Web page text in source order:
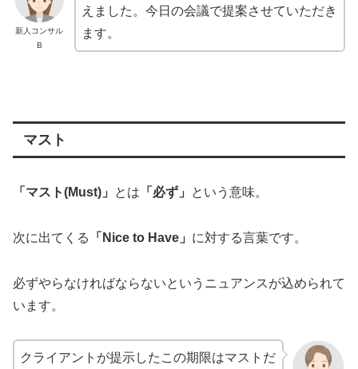
新人コンサル
B
えました。今日の会議で提案させていただき
ます。
マスト
「マスト(Must)」 とは 「必ず」 という意味。
次に出てくる 「Nice to Have」 に対する言葉です。
必ずやらなければならないというニュアンスが込められて
います。
クライアントが提示したこの期限はマストだ